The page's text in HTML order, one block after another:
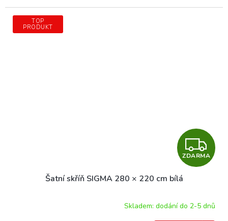
TOP
PRODUKT
Z
D
R
ZDARMA
Šatní skříň SIGMA 280 × 220 cm bílá
Skladem: dodání do 2-5 dnů